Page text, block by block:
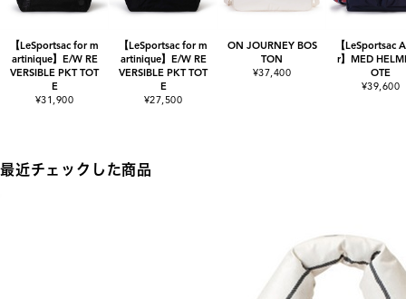
【LeSportsac for m
artinique】E/W RE
VERSIBLE PKT TOT
E
¥31,900
【LeSportsac for m
artinique】E/W RE
VERSIBLE PKT TOT
E
¥27,500
ON JOURNEY BOS
TON
¥37,400
【LeSportsac
r】MED
OTE
¥39,600
最近チェックした商品